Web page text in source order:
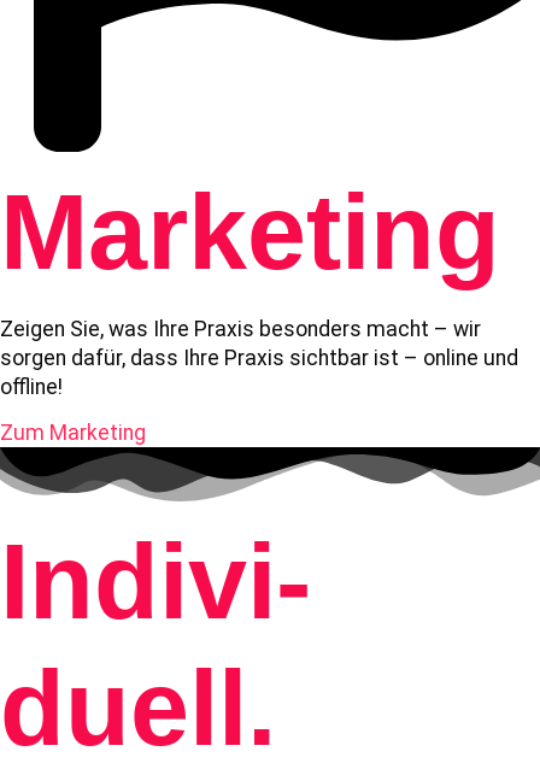
Marketing
Zeigen Sie, was Ihre Praxis besonders macht – wir
sorgen dafür, dass Ihre Praxis sichtbar ist – online und
offline!
Zum Marketing
Indivi­
duell.